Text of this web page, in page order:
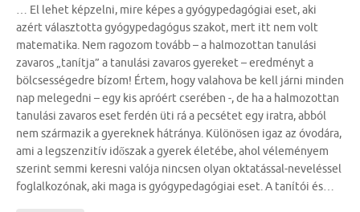
… El lehet képzelni, mire képes a gyógypedagógiai eset, aki
azért választotta gyógypedagógus szakot, mert itt nem volt
matematika. Nem ragozom tovább – a halmozottan tanulási
zavaros „tanítja” a tanulási zavaros gyereket – eredményt a
bölcsességedre bízom! Értem, hogy valahova be kell járni minden
nap melegedni – egy kis apróért cserében -, de ha a halmozottan
tanulási zavaros eset ferdén üti rá a pecsétet egy iratra, abból
nem származik a gyereknek hátránya. Különösen igaz az óvodára,
ami a legszenzitív időszak a gyerek életébe, ahol véleményem
szerint semmi keresni valója nincsen olyan oktatással-neveléssel
foglalkozónak, aki maga is gyógypedagógiai eset. A tanítói és…